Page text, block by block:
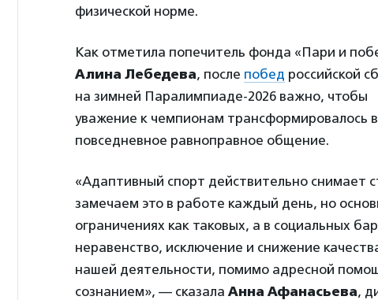
физической норме.
Как отметила попечитель фонда «Пари и
Алина Лебедева, после побед российской
на зимней Паралимпиаде-2026 важно, чтобы
уважение к чемпионам трансформировалось в
повседневное равноправное общение.
«Адаптивный спорт действительно снимает
замечаем это в работе каждый день, но
ограничениях как таковых, а в социальных
неравенство, исключение и снижение
нашей деятельности, помимо адресной
сознанием», — сказала Анна Афанасьева,